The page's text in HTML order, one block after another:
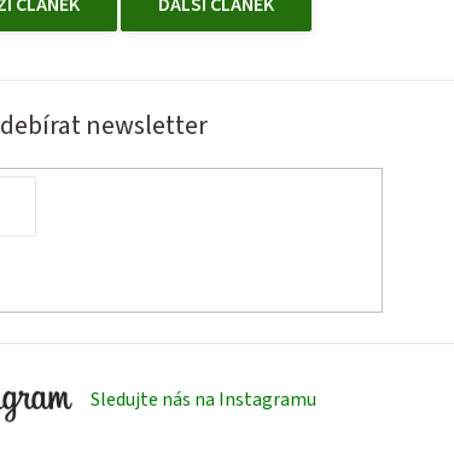
newsletter
Sledujte nás na Instagramu